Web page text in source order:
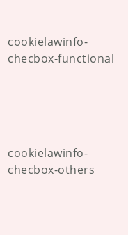
cookielawinfo-
checbox-functional
cookielawinfo-
checbox-others